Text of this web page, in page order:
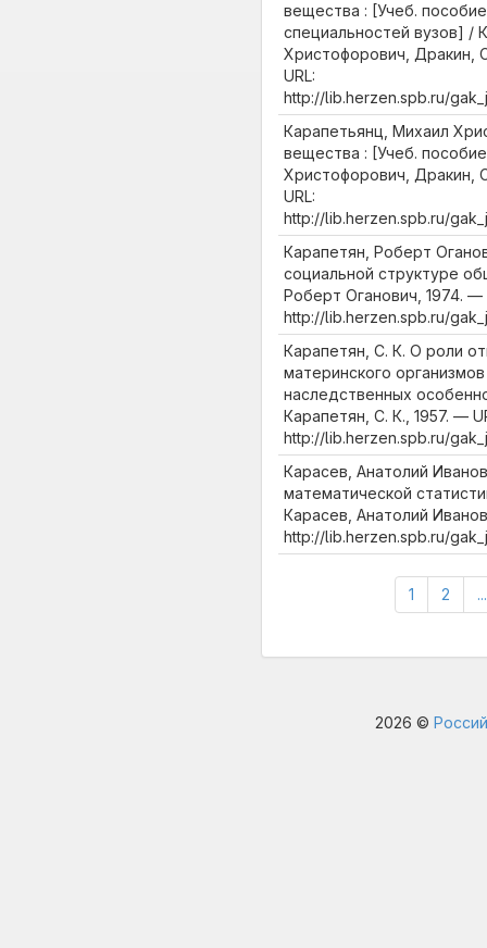
вещества : [Учеб.
специальностей вузов] /
Христофорович, Дракин,
URL:
http://lib.herzen.spb.ru/
Карапетьянц, Михаил
вещества : [Учеб.
Христофорович, Дракин,
URL:
http://lib.herzen.spb.ru/
Карапетян, Роберт
социальной структуре
Роберт Оганович, 1974. —
http://lib.herzen.spb.ru/
Карапетян, С. К. О роли
материнского
наследственных
Карапетян, С. К., 1957. —
http://lib.herzen.spb.ru/
Карасев, Анатолий
математической
Карасев, Анатолий
http://lib.herzen.spb.ru/
1 2 ...
2026 ©